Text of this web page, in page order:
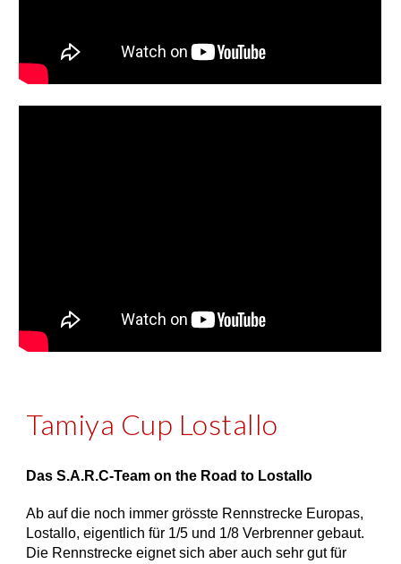
Tamiya Cup Lostallo
Das S.A.R.C-Team on the Road to Lostallo
Ab auf die noch immer grösste Rennstrecke Europas,
Lostallo, eigentlich für 1/5 und 1/8 Verbrenner gebaut.
Die Rennstrecke eignet sich aber auch sehr gut für